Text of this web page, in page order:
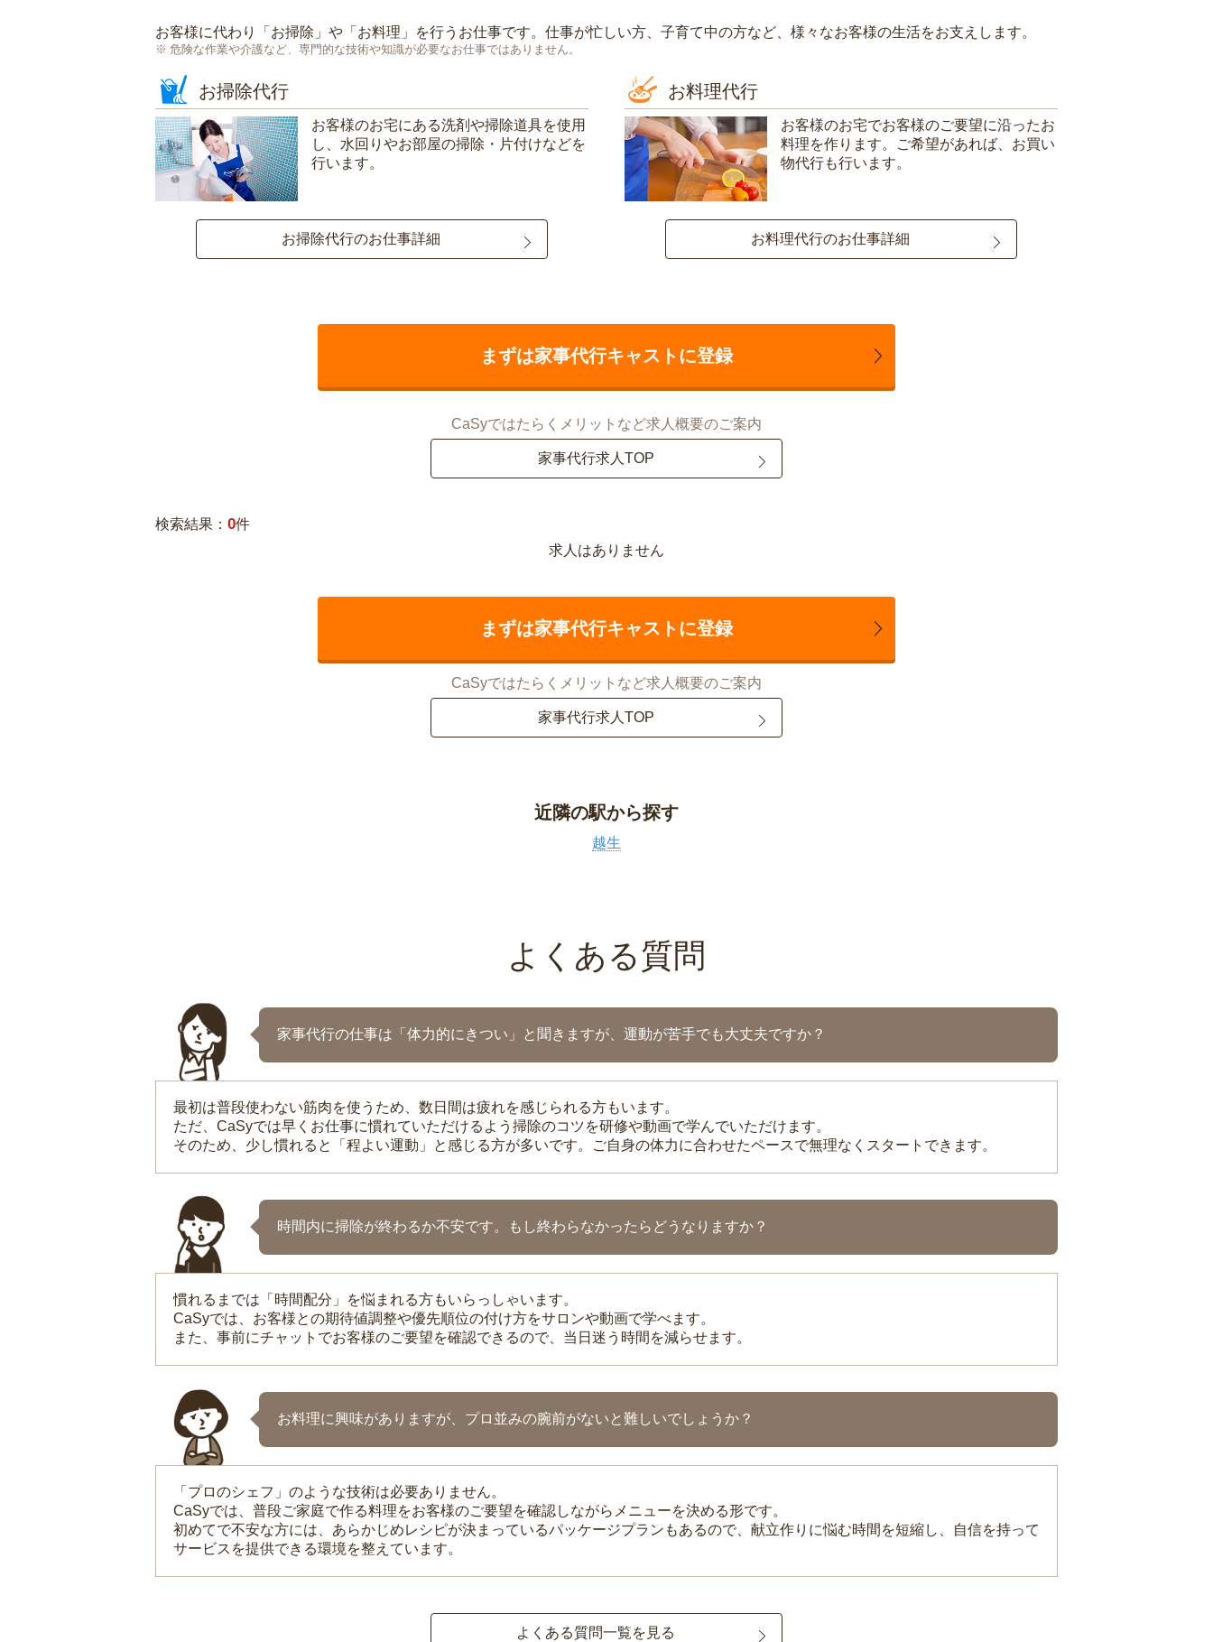
お客様に代わり「 お掃除 」や「 お料理 」を行うお仕事です。仕事が忙しい方、子育て中の方など、様々なお客様の生活をお支えします。
危険な作業や介護など、専門的な技術や知識が必要なお仕事ではありません。
お掃除代行
お客様のお宅にある洗剤や掃除道具を使用
し、水回りやお部屋の掃除・片付けなどを
行います。
お掃除代行のお仕事詳細
お料理代行
お客様のお宅でお客様のご要望に沿ったお
料理を作ります。ご希望があれば、お買い
物代行も行います。
お料理代行のお仕事詳細
まずは家事代行キャストに登録
CaSyではたらくメリットなど求人概要のご案内
家事代行求人TOP
検索結果： 0件
求人はありません
まずは家事代行キャストに登録
CaSyではたらくメリットなど求人概要のご案内
家事代行求人TOP
近隣の駅から探す
越生
よくある質問
家事代行の仕事は「体力的にきつい」と聞きますが、運動が苦手でも大丈夫ですか？
最初は普段使わない筋肉を使うため、数日間は疲れを感じられる方もいます。
ただ、CaSyでは早くお仕事に慣れていただけるよう掃除のコツを研修や動画で学んでいただけます。
そのため、少し慣れると「程よい運動」と感じる方が多いです。ご自身の体力に合わせたペースで無理なくスタートできます。
時間内に掃除が終わるか不安です。もし終わらなかったらどうなりますか？
慣れるまでは「時間配分」を悩まれる方もいらっしゃいます。
CaSyでは、お客様との期待値調整や優先順位の付け方をサロンや動画で学べます。
また、事前にチャットでお客様のご要望を確認できるので、当日迷う時間を減らせます。
お料理に興味がありますが、プロ並みの腕前がないと難しいでしょうか？
「プロのシェフ」のような技術は必要ありません。
CaSyでは、普段ご家庭で作る料理をお客様のご要望を確認しながらメニューを決める形です。
初めてで不安な方には、あらかじめレシピが決まっているパッケージプランもあるので、献立作りに悩む時間を短縮し、自信を持って
サービスを提供できる環境を整えています。
よくある質問一覧を見る